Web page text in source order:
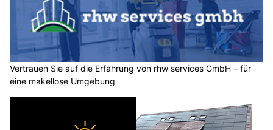
Vertrauen Sie auf die Erfahrung von rhw services GmbH – für
eine makellose Umgebung